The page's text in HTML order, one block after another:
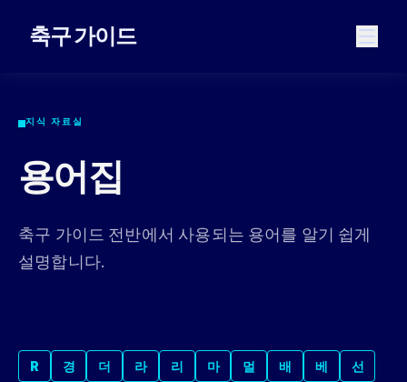
축구 가이드
지식 자료실
용어집
축구 가이드 전반에서 사용되는 용어를 알기 쉽게
설명합니다.
R 경 더 라 리 마 멀 배 베 선